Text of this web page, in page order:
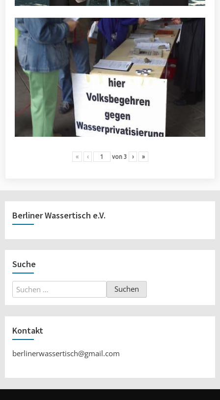
« ‹ von 3 › »
Berliner Wassertisch e.V.
Suche
Suchen
nach:
Kontakt
berlinerwassertisch@gmail.com